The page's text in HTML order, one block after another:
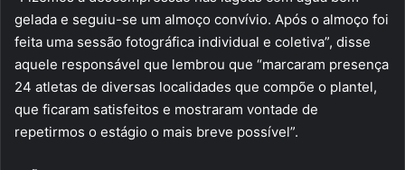
gelada e seguiu-se um almoço convívio. Após o almoço foi
feita uma sessão fotográfica individual e coletiva”, disse
aquele responsável que lembrou que “marcaram presença
24 atletas de diversas localidades que compõe o plantel,
que ficaram satisfeitos e mostraram vontade de
repetirmos o estágio o mais breve possível”.